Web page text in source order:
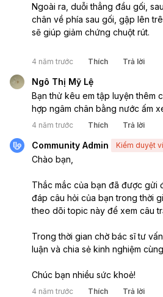
Ngoài ra, duỗi thẳng đầu gối,
chân về phía sau gối, gập lên
sẽ giúp giảm chứng chuột rút.
4 năm trước Thích Trả lời
Ngô Thị Mỹ Lệ
Bạn thử kêu em tập luyện thêm
hợp ngâm chân bằng nước ấm
4 năm trước Thích Trả lời
Community Admin Kiểm duyệt
Chào bạn,
Thắc mắc của bạn đã được gửi
đáp câu hỏi của bạn trong thời
theo dõi topic này để xem câu
Trong thời gian chờ bác sĩ tư
luận và chia sẻ kinh nghiệm
Chúc bạn nhiều sức khoẻ!
4 năm trước Thích Trả lời